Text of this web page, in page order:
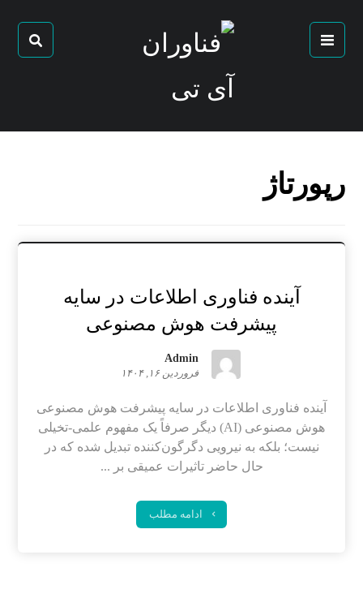
رپورتاژ
آینده فناوری اطلاعات در سایه
پیشرفت هوش مصنوعی
Admin
فروردین ۱۶, ۱۴۰۴
آینده فناوری اطلاعات در سایه پیشرفت هوش مصنوعی
هوش مصنوعی (AI) دیگر صرفاً یک مفهوم علمی-تخیلی
نیست؛ بلکه به نیرویی دگرگون‌کننده تبدیل شده که در
حال حاضر تاثیرات عمیقی بر ...
ادامه مطلب